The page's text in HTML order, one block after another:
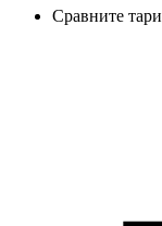
Сравните